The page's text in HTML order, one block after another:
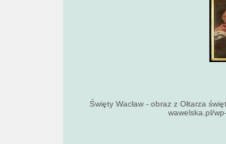
Święty Wacław - obraz z Ołtarza
wawelska.pl/